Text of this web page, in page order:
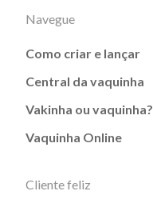
Navegue
Como criar e lançar
Central da vaquinha
Vakinha ou vaquinha?
Vaquinha Online
Cliente feliz